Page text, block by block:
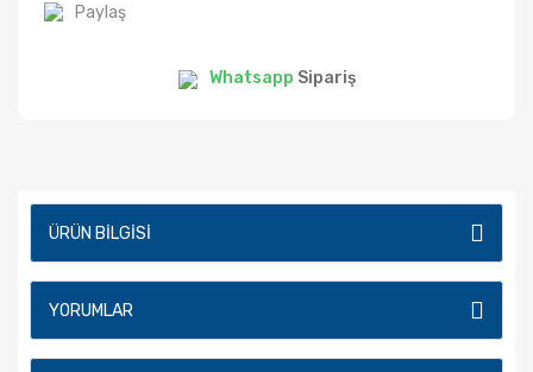
Paylaş
Whatsapp Sipariş
ÜRÜN BILGISI
YORUMLAR